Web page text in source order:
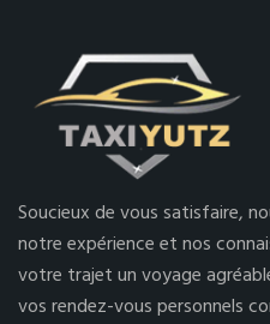
Soucieux de vous satisfaire,
notre expérience et nos
votre trajet un voyage
vos rendez-vous personnels